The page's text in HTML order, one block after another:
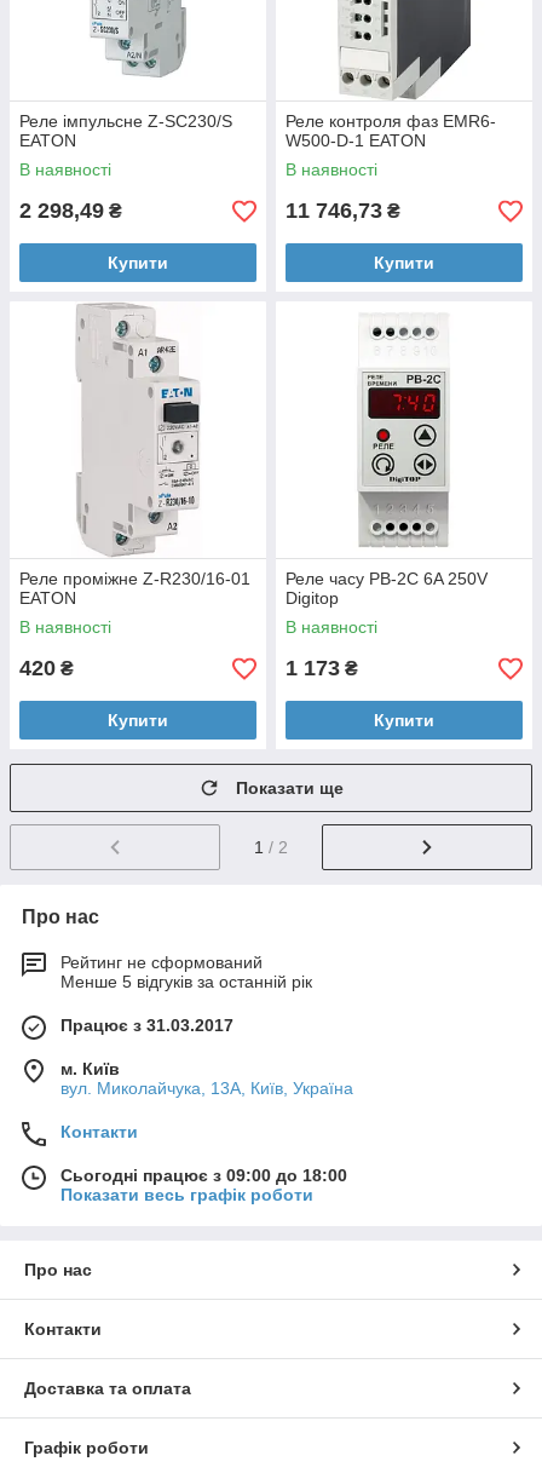
Реле імпульсне Z-SC230/S
EATON
В наявності
2 298,49 ₴
Купити
Реле контроля фаз EMR6-
W500-D-1 EATON
В наявності
11 746,73 ₴
Купити
Реле проміжне Z-R230/16-01
EATON
В наявності
420 ₴
Купити
Реле часу PB-2C 6A 250V
Digitop
В наявності
1 173 ₴
Купити
Показати ще
1 / 2
Про нас
Рейтинг не сформований
Менше 5 відгуків за останній рік
Працює з 31.03.2017
м. Київ
вул. Миколайчука, 13А, Київ, Україна
Контакти
Сьогодні працює з 09:00 до 18:00
Показати весь графік роботи
Про нас
Контакти
Доставка та оплата
Графік роботи